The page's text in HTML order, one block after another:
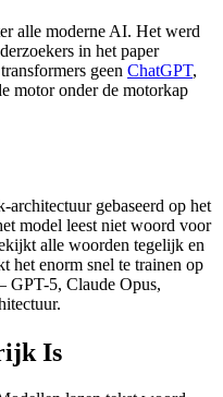
alle moderne AI. Het werd
in het paper
geen ChatGPT,
motor onder de motorkap
architectuur gebaseerd op het
model leest niet woord voor
alle woorden tegelijk en
het enorm snel te trainen op
5, Claude Opus,
Is